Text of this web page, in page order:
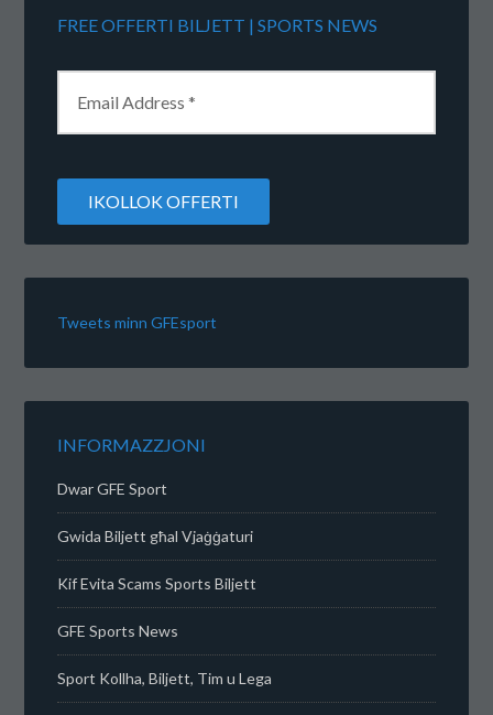
FREE OFFERTI BILJETT | SPORTS NEWS
Tweets minn GFEsport
INFORMAZZJONI
Dwar GFE Sport
Gwida Biljett għal Vjaġġaturi
Kif Evita Scams Sports Biljett
GFE Sports News
Sport Kollha, Biljett, Tim u Lega